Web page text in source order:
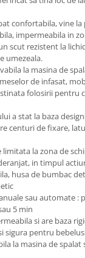
confortabila, vine la
impermeabila in
scut rezistent la
umezeala.
la masina de
de infasat,
folosirii pentru
a stat la baza
centuri de fixare,
la zona de
in timpul
husa de bumbac
sau automate :
5 min
si are baza
sigura pentru
la masina de spalat